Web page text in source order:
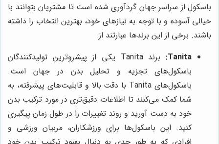
باسکول از سراسر جهان گردآوری شده است تا مشتریان بتوانند با
خیالی آسوده و با توجه به نیازهای خود، بهترین انتخاب را داشته
باشند. برخی از این برندها عبارتند از:
Tanita:
برند Tanita یکی از پیشروترین تولیدکنندگان
باسکول‌های تجزیه و تحلیل بدن در جهان است.
باسکول‌های Tanita با دقت بالا و قابلیت‌های پیشرفته، به
شما کمک می‌کنند تا اطلاعات دقیق‌تری در مورد ترکیب بدن
خود به دست آورید و روند تغییرات را در طول زمان پیگیری
کنید. این باسکول‌ها برای ورزشکاران، مربیان ورزشی و